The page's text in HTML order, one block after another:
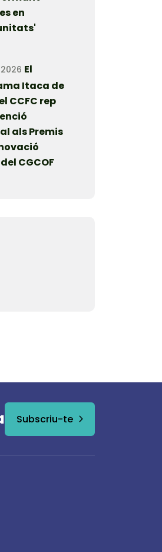
en
El
Itaca de
CCFC rep
als Premis
CGCOF
Subscriu-te